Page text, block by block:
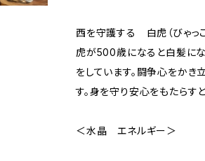
西を守護する 白虎（びゃっ
虎が500歳になると白髪に
をしています。闘争心をか
す。身を守り安心をもたらす
＜水晶 エネルギー＞